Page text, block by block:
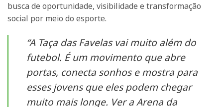
busca de oportunidade, visibilidade e transformação
social por meio do esporte.
“A Taça das Favelas vai muito além do
futebol. É um movimento que abre
portas, conecta sonhos e mostra para
esses jovens que eles podem chegar
muito mais longe. Ver a Arena da